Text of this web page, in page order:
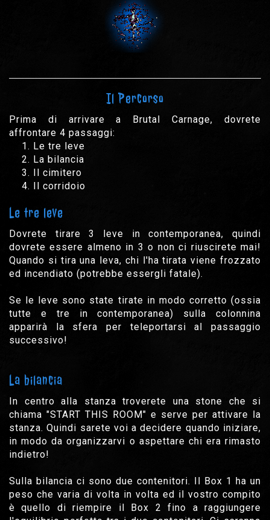
Il Percorso
Prima di arrivare a Brutal Carnage, dovrete
affrontare 4 passaggi:
Le tre leve
La bilancia
Il cimitero
Il corridoio
Le tre leve
Dovrete tirare 3 leve in contemporanea, quindi
dovrete essere almeno in 3 o non ci riuscirete mai!
Quando si tira una leva, chi l'ha tirata viene frozzato
ed incendiato (potrebbe essergli fatale).
Se le leve sono state tirate in modo corretto (ossia
tutte e tre in contemporanea) sulla colonnina
apparirà la sfera per teleportarsi al passaggio
successivo!
La bilancia
In centro alla stanza troverete una stone che si
chiama "START THIS ROOM" e serve per attivare la
stanza. Quindi sarete voi a decidere quando iniziare,
in modo da organizzarvi o aspettare chi era rimasto
indietro!
Sulla bilancia ci sono due contenitori. Il Box 1 ha un
peso che varia di volta in volta ed il vostro compito
è quello di riempire il Box 2 fino a raggiungere